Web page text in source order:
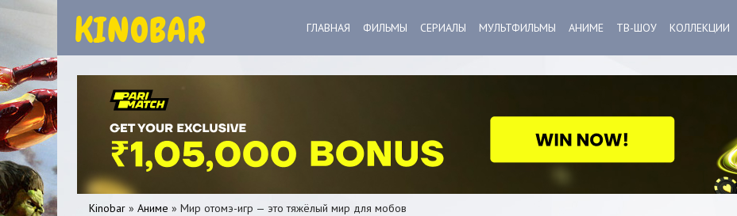
ГЛАВНАЯ ФИЛЬМЫ СЕРИАЛЫ МУЛЬТФИЛЬМЫ АНИМЕ ТВ-ШОУ КОЛЛЕКЦИИ
Kinobar » Аниме » Мир отомэ-игр — это тяжёлый мир для мобов